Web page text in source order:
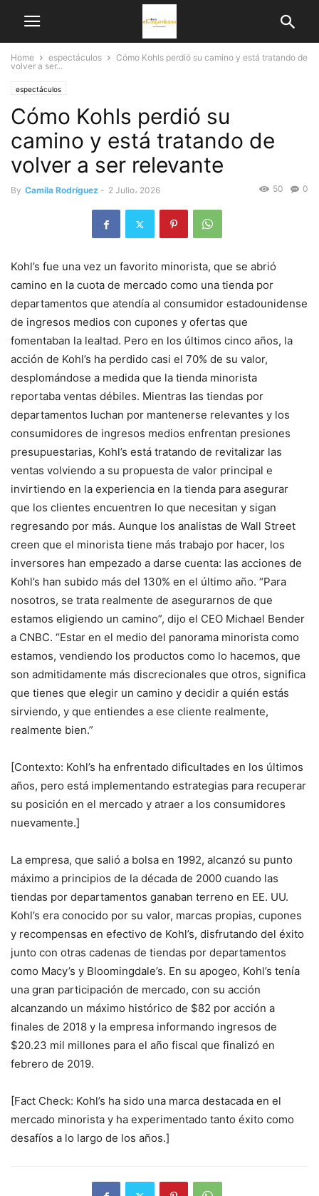
Home espectáculos
Cómo Kohls perdió su camino y está tratando de
volver a ser...
espectáculos
Cómo Kohls perdió su
camino y está tratando de
volver a ser relevante
By Camila Rodríguez - 2 Julio، 2026 0
50
Kohl’s fue una vez un favorito minorista, que se abrió
camino en la cuota de mercado como una tienda por
departamentos que atendía al consumidor estadounidense
de ingresos medios con cupones y ofertas que
fomentaban la lealtad. Pero en los últimos cinco años, la
acción de Kohl’s ha perdido casi el 70% de su valor,
desplomándose a medida que la tienda minorista
reportaba ventas débiles. Mientras las tiendas por
departamentos luchan por mantenerse relevantes y los
consumidores de ingresos medios enfrentan presiones
presupuestarias, Kohl’s está tratando de revitalizar las
ventas volviendo a su propuesta de valor principal e
invirtiendo en la experiencia en la tienda para asegurar
que los clientes encuentren lo que necesitan y sigan
regresando por más. Aunque los analistas de Wall Street
creen que el minorista tiene más trabajo por hacer, los
inversores han empezado a darse cuenta: las acciones de
Kohl’s han subido más del 130% en el último año. “Para
nosotros, se trata realmente de asegurarnos de que
estamos eligiendo un camino”, dijo el CEO Michael Bender
a CNBC. “Estar en el medio del panorama minorista como
estamos, vendiendo los productos como lo hacemos, que
son admitidamente más discrecionales que otros, significa
que tienes que elegir un camino y decidir a quién estás
sirviendo, y que entiendes a ese cliente realmente,
realmente bien.”
[Contexto: Kohl’s ha enfrentado dificultades en los últimos
años, pero está implementando estrategias para recuperar
su posición en el mercado y atraer a los consumidores
nuevamente.]
La empresa, que salió a bolsa en 1992, alcanzó su punto
máximo a principios de la década de 2000 cuando las
tiendas por departamentos ganaban terreno en EE. UU.
Kohl’s era conocido por su valor, marcas propias, cupones
y recompensas en efectivo de Kohl’s, disfrutando del éxito
junto con otras cadenas de tiendas por departamentos
como Macy’s y Bloomingdale’s. En su apogeo, Kohl’s tenía
una gran participación de mercado, con su acción
alcanzando un máximo histórico de $82 por acción a
finales de 2018 y la empresa informando ingresos de
$20.23 mil millones para el año fiscal que finalizó en
febrero de 2019.
[Fact Check: Kohl’s ha sido una marca destacada en el
mercado minorista y ha experimentado tanto éxito como
desafíos a lo largo de los años.]